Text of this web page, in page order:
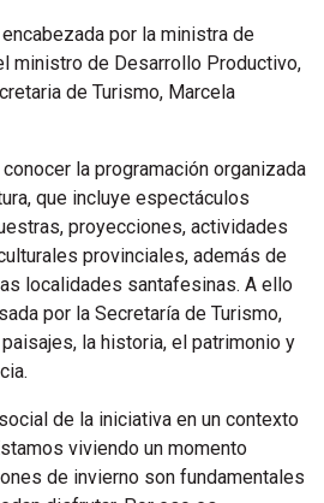
por la ministra de
ministro de Desarrollo Productivo,
de Turismo, Marcela
la programación organizada
que incluye espectáculos
proyecciones, actividades
provinciales, además de
localidades santafesinas. A ello
por la Secretaría de Turismo,
la historia, el patrimonio y
de la iniciativa en un contexto
viviendo un momento
de invierno son fundamentales